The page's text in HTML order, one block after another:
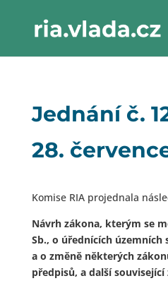
Jednání č.
28.
Komise RIA projednala
Návrh zákona, kterým se
Sb., o úřednících územních
a o změně některých
předpisů, a další související